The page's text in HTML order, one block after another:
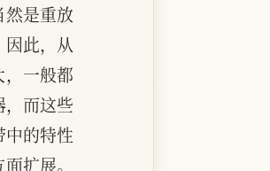
是重放
此，从
一般都
而这些
的特性
扩展。